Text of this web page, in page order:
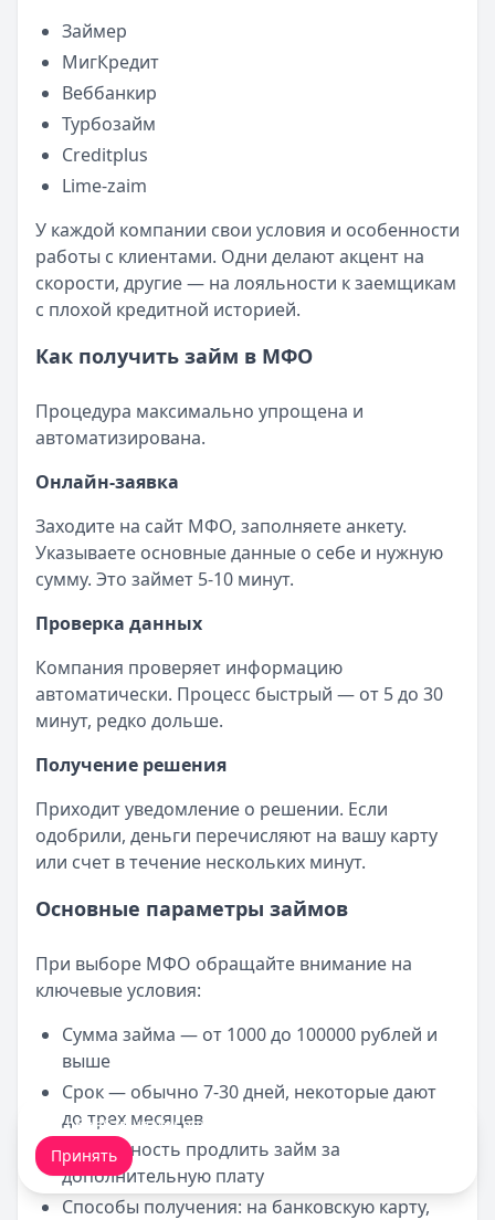
Займер
МигКредит
Веббанкир
Турбозайм
Creditplus
Lime-zaim
У каждой компании свои условия и особенности
работы с клиентами. Одни делают акцент на
скорости, другие — на лояльности к заемщикам
с плохой кредитной историей.
Как получить займ в МФО
Процедура максимально упрощена и
автоматизирована.
Онлайн-заявка
Заходите на сайт МФО, заполняете анкету.
Указываете основные данные о себе и нужную
сумму. Это займет 5-10 минут.
Проверка данных
Компания проверяет информацию
автоматически. Процесс быстрый — от 5 до 30
минут, редко дольше.
Получение решения
Приходит уведомление о решении. Если
одобрили, деньги перечисляют на вашу карту
или счет в течение нескольких минут.
Основные параметры займов
При выборе МФО обращайте внимание на
ключевые условия:
Сумма займа — от 1000 до 100000 рублей и
выше
Срок — обычно 7-30 дней, некоторые дают
до трех месяцев
Возможность продлить займ за
дополнительную плату
Способы получения: на банковскую карту,
Мы обрабатываем ваши
Принять